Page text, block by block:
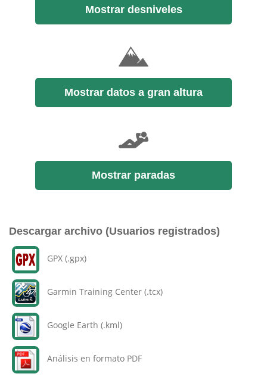
Mostrar desniveles
Mostrar datos a gran altura
Mostrar paradas
Descargar archivo (Usuarios registrados)
GPX (.gpx)
Garmin Training Center (.tcx)
Google Earth (.kml)
Análisis en formato PDF